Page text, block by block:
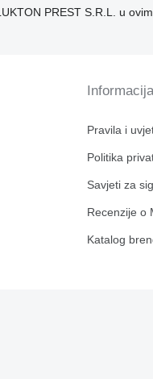
PREST S.R.L. u
Pravila i
Politika
Savjeti za
Recenzije o
Katalog